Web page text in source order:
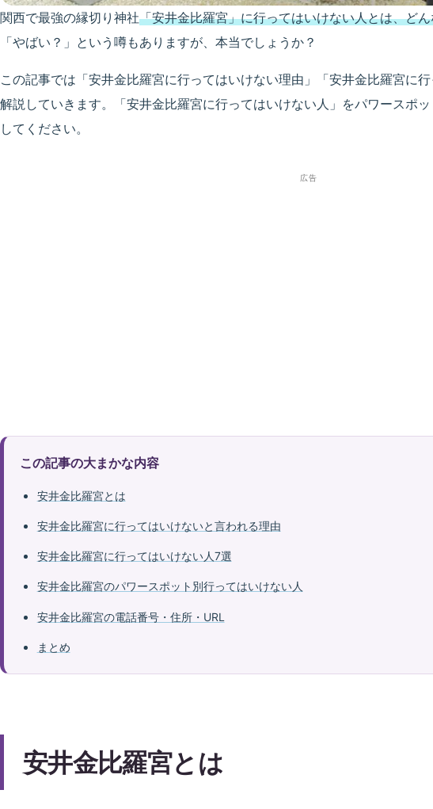
関西で最強の縁切り神社「安井金比羅宮」に行ってはいけない人とは、ど
「やばい？」という噂もありますが、本当でしょうか？
この記事では「安井金比羅宮に行ってはいけない理由」「安井金比羅宮に
解説していきます。「安井金比羅宮に行ってはいけない人」をパワースポ
してください。
広告
この記事の大まかな内容
安井金比羅宮とは
安井金比羅宮に行ってはいけないと言われる理由
安井金比羅宮に行ってはいけない人7選
安井金比羅宮のパワースポット別行ってはいけない人
安井金比羅宮の電話番号・住所・URL
まとめ
安井金比羅宮とは